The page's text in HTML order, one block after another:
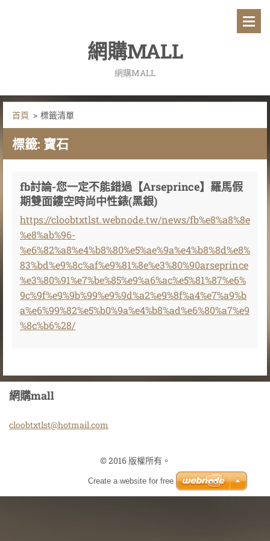
網購MALL
網購MALL
首頁 > 標籤清單
標籤: 寶石
fb討論-您一定不能錯過【Arseprince】羅馬假
期雙面鏤空時尚中性錶(黑銀)
https://cloobtxtlst.webnode.tw/news/fb%e8%a8%8e
%e8%ab%96-
%e6%82%a8%e4%b8%80%e5%ae%9a%e4%b8%8d%e8%
83%bd%e9%8c%af%e9%81%8e%e3%80%90arseprince
%e3%80%91%e7%be%85%e9%a6%ac%e5%81%87%e6%
9c%9f%e9%9b%99%e9%9d%a2%e9%8f%a4%e7%a9%b
a%e6%99%82%e5%b0%9a%e4%b8%ad%e6%80%a7%e9
%8c%b6%28/
網購mall
cloobtxtlst@hotmail.com
© 2016 版權所有。
Create a website for free